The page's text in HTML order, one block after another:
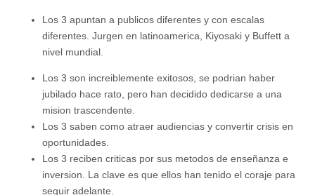
Los 3 apuntan a publicos diferentes y con escalas
diferentes. Jurgen en latinoamerica, Kiyosaki y Buffett a
nivel mundial.
Los 3 son increiblemente exitosos, se podrian haber
jubilado hace rato, pero han decidido dedicarse a una
mision trascendente.
Los 3 saben como atraer audiencias y convertir crisis en
oportunidades.
Los 3 reciben criticas por sus metodos de enseñanza e
inversion. La clave es que ellos han tenido el coraje para
seguir adelante.